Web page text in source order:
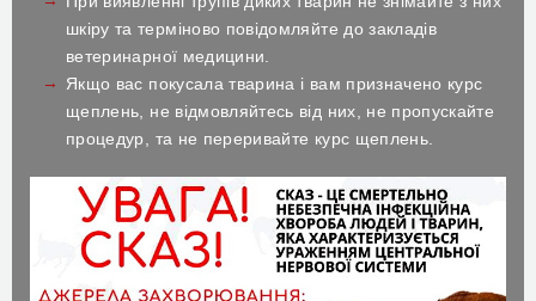
шкіру та терміново повідомляйте до закладів
ветеринарної медицини.
Якщо вас покусала тварина і вам призначено курс
щеплень, не відмовляйтесь від них, не пропускайте
процедур, та не переривайте курс щеплень.